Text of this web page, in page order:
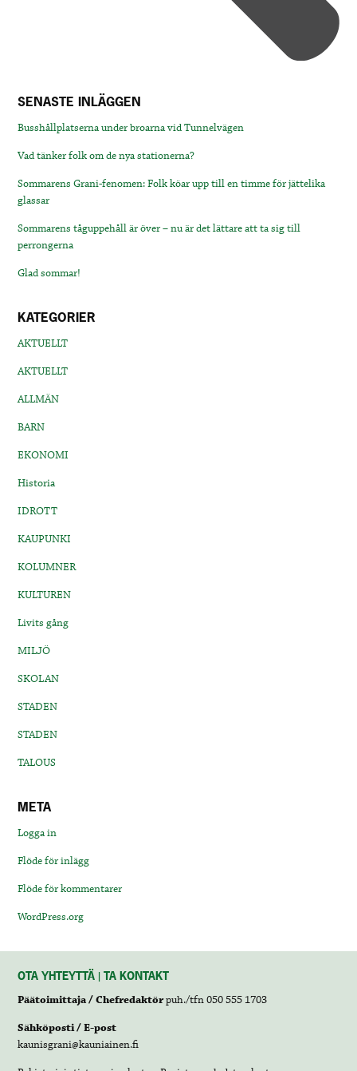
SENASTE INLÄGGEN
Busshållplatserna under broarna vid Tunnelvägen
Vad tänker folk om de nya stationerna?
Sommarens Grani-fenomen: Folk köar upp till en timme för jättelika
glassar
Sommarens tåguppehåll är över – nu är det lättare att ta sig till
perrongerna
Glad sommar!
KATEGORIER
AKTUELLT
AKTUELLT
ALLMÄN
BARN
EKONOMI
Historia
IDROTT
KAUPUNKI
KOLUMNER
KULTUREN
Livits gång
MILJÖ
SKOLAN
STADEN
STADEN
TALOUS
META
Logga in
Flöde för inlägg
Flöde för kommentarer
WordPress.org
OTA YHTEYTTÄ | TA KONTAKT
Päätoimittaja / Chefredaktörpuh./tfn 050 555 1703
Sähköposti / E-post
kaunisgrani@kauniainen.fi